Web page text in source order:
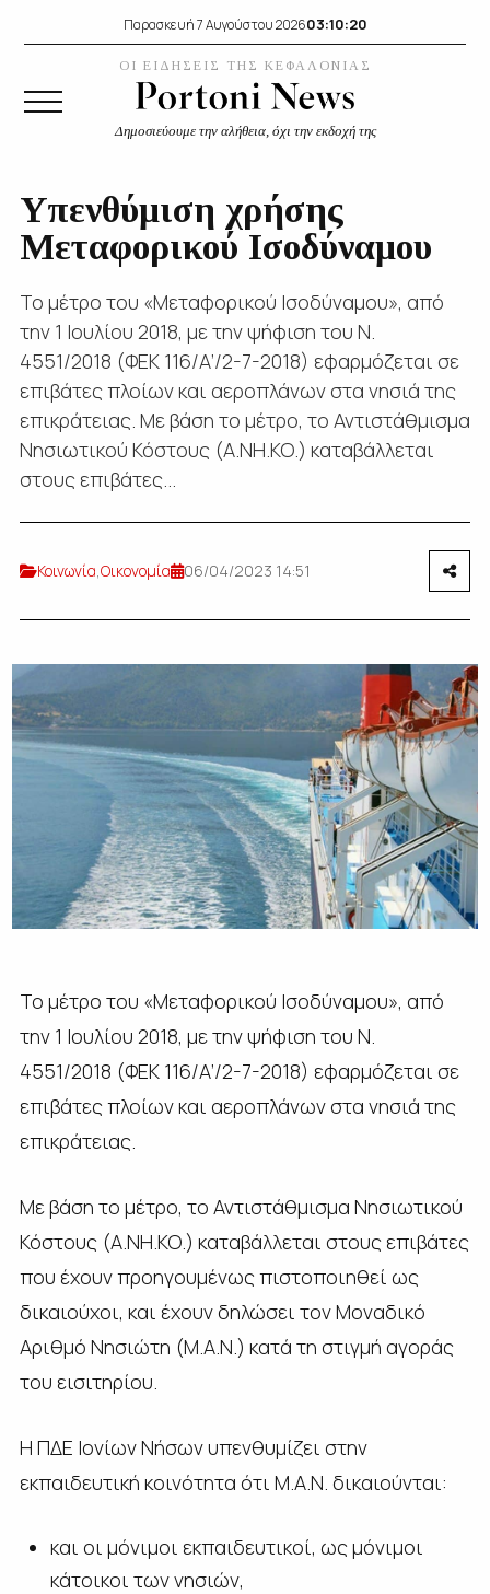
Παρασκευή 7 Αυγούστου 202603:10:21
ΟΙ ΕΙΔΗΣΕΙΣ ΤΗΣ ΚΕΦΑΛΟΝΙΑΣ
Δημοσιεύουμε την αλήθεια, όχι την εκδοχή της
Υπενθύμιση χρήσης
Μεταφορικού Ισοδύναμου
Το μέτρο του «Μεταφορικού Ισοδύναμου», από
την 1 Ιουλίου 2018, με την ψήφιση του Ν.
4551/2018 (ΦΕΚ 116/Α’/2-7-2018) εφαρμόζεται σε
επιβάτες πλοίων και αεροπλάνων στα νησιά της
επικράτειας. Με βάση το μέτρο, το Αντιστάθμισμα
Νησιωτικού Κόστους (Α.ΝΗ.ΚΟ.) καταβάλλεται
στους επιβάτες...
Κοινωνία,Οικονομία 06/04/2023 14:51
Το μέτρο του «Μεταφορικού Ισοδύναμου», από
την 1 Ιουλίου 2018, με την ψήφιση του Ν.
4551/2018 (ΦΕΚ 116/Α’/2-7-2018) εφαρμόζεται σε
επιβάτες πλοίων και αεροπλάνων στα νησιά της
επικράτειας.
Με βάση το μέτρο, το Αντιστάθμισμα Νησιωτικού
Κόστους (Α.ΝΗ.ΚΟ.) καταβάλλεται στους επιβάτες
που έχουν προηγουμένως πιστοποιηθεί ως
δικαιούχοι, και έχουν δηλώσει τον Μοναδικό
Αριθμό Νησιώτη (Μ.Α.Ν.) κατά τη στιγμή αγοράς
του εισιτηρίου.
Η ΠΔΕ Ιονίων Νήσων υπενθυμίζει στην
εκπαιδευτική κοινότητα ότι Μ.Α.Ν. δικαιούνται:
και οι μόνιμοι εκπαιδευτικοί, ως μόνιμοι
κάτοικοι των νησιών,